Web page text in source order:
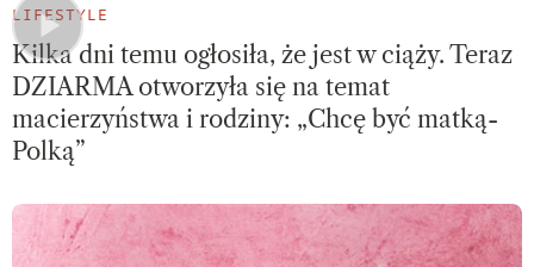
LIFESTYLE
Kilka dni temu ogłosiła, że jest w ciąży. Teraz
DZIARMA otworzyła się na temat
macierzyństwa i rodziny: „Chcę być matką-
Polką”